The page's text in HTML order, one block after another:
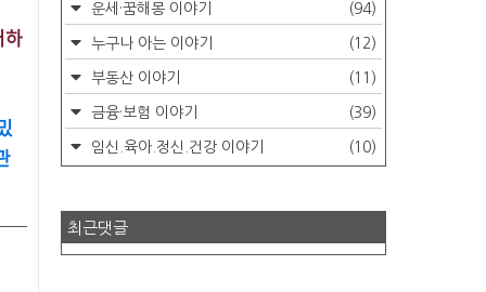
하
운세·꿈해몽 이야기 (94)
누구나 아는 이야기 (12)
부동산 이야기 (11)
금융·보험 이야기 (39)
임신.육아.정신.건강 이야기 (10)
최근댓글